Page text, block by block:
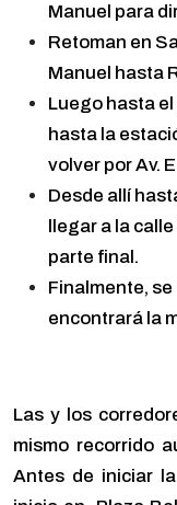
Manuel para
Retoman en
Manuel hasta
Luego hasta
hasta la
volver por Av.
Desde allí
llegar a la
parte final.
Finalmente,
encontrará la
Las y los
mismo recorrido
Antes de iniciar